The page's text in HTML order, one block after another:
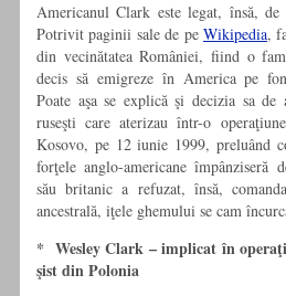
Americanul Clark este legat, însă,
Potrivit paginii sale de pe Wikipedia,
din vecinătatea României, fiind o
decis să emigreze în America pe
Poate aşa se explică şi decizia sa
ruseşti care aterizau într-o
Kosovo, pe 12 iunie 1999, preluând
forţele anglo-americane împânziseră
său britanic a refuzat, însă,
ancestrală, iţele ghemului se cam
* Wesley Clark – implicat în
şist din Polonia